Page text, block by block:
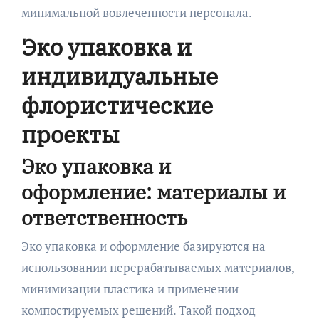
минимальной вовлеченности персонала.
Эко упаковка и
индивидуальные
флористические
проекты
Эко упаковка и
оформление: материалы и
ответственность
Эко упаковка и оформление базируются на
использовании перерабатываемых материалов,
минимизации пластика и применении
компостируемых решений. Такой подход